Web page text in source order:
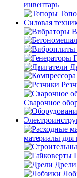
инвентарь
Силовая
Сварочное
материалы для
Дрели